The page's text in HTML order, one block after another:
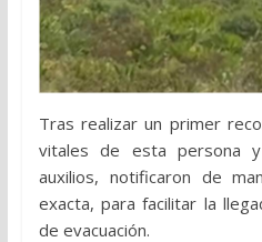
Tras realizar un primer
vitales de esta persona
auxilios, notificaron de
exacta, para facilitar la
de evacuación.